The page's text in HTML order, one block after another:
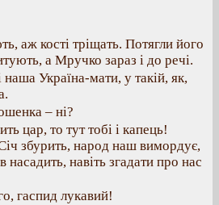
аж кості тріщать. Потягли його
а Мручко зараз і до речі.
наша Україна-мати, у такій, як,
– ні?
цар, то тут тобі і капець!
збурить, народ наш вимордує,
насадить, навіть згадати про нас
гаспид лукавий!